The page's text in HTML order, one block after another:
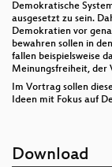
Demokratische
ausgesetzt zu sein.
Demokratien vor
bewahren sollen in
fallen beispielsweise
Meinungsfreiheit, der
Im Vortrag sollen
Ideen mit Fokus auf
Download